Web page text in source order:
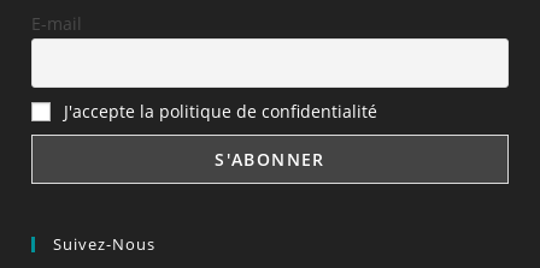
E-mail
J'accepte la politique de confidentialité
Suivez-Nous